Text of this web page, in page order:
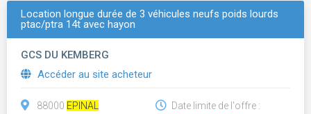
Location longue durée de 3 véhicules neufs poids lourds
ptac/ptra 14t avec hayon
GCS DU KEMBERG
Accéder au site acheteur
88000 EPINAL
Date limite de l'offre :